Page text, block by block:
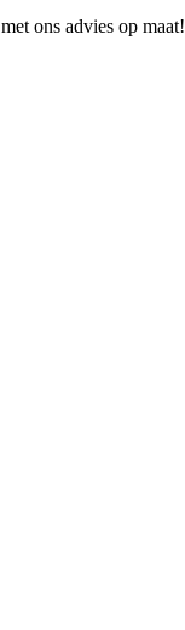
ons advies op maat!